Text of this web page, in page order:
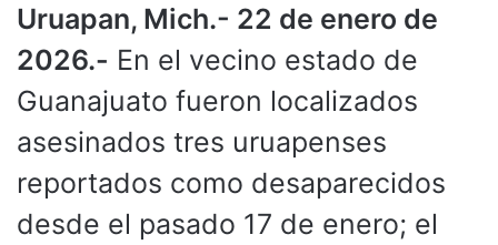
Uruapan, Mich.- 22 de enero de
2026.- En el vecino estado de
Guanajuato fueron localizados
asesinados tres uruapenses
reportados como desaparecidos
desde el pasado 17 de enero; el